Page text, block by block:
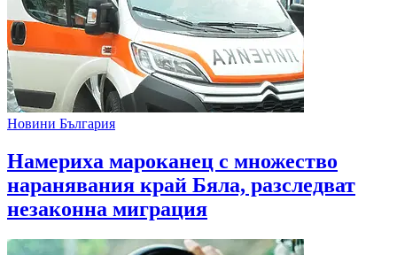
Новини България
Намериха мароканец с множество
наранявания край Бяла, разследват
незаконна миграция